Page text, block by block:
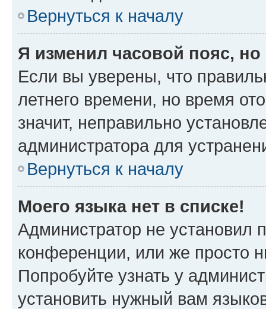
Вернуться к началу
Я изменил часовой пояс,
Если вы уверены, что
летнего времени, но время
значит, неправильно
администратора для
Вернуться к началу
Моего языка нет в списке!
Администратор не установил
конференции, или же просто
Попробуйте узнать у
установить нужный вам